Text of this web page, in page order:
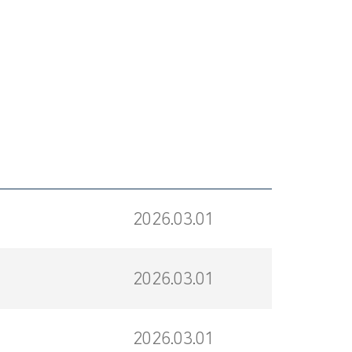
2026.03.01
2026.03.01
2026.03.01